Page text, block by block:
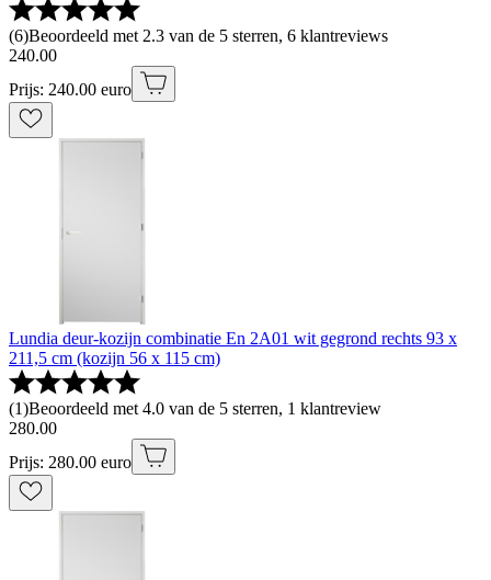
(6)Beoordeeld met 2.3 van de 5 sterren, 6 klantreviews
240.00
Prijs: 240.00 euro
Lundia deur-kozijn combinatie En 2A01 wit gegrond rechts 93 x
211,5 cm (kozijn 56 x 115 cm)
(1)Beoordeeld met 4.0 van de 5 sterren, 1 klantreview
280.00
Prijs: 280.00 euro